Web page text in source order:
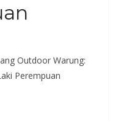
Outdoor Warung:
Perempuan